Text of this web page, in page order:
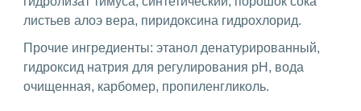
листьев алоэ вера, пиридоксина гидрохлорид.
Прочие ингредиенты: этанол денатурированный,
гидроксид натрия для регулирования pH, вода
очищенная, карбомер, пропиленгликоль.